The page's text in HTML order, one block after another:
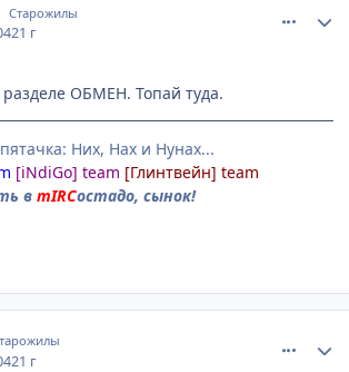
Старожилы
21 г
разделе ОБМЕН. Топай туда.
Них, Нах и Нунах...
[iNdiGo] team [Глинтвейн] team
в mIRCостадо, сынок!
21 г